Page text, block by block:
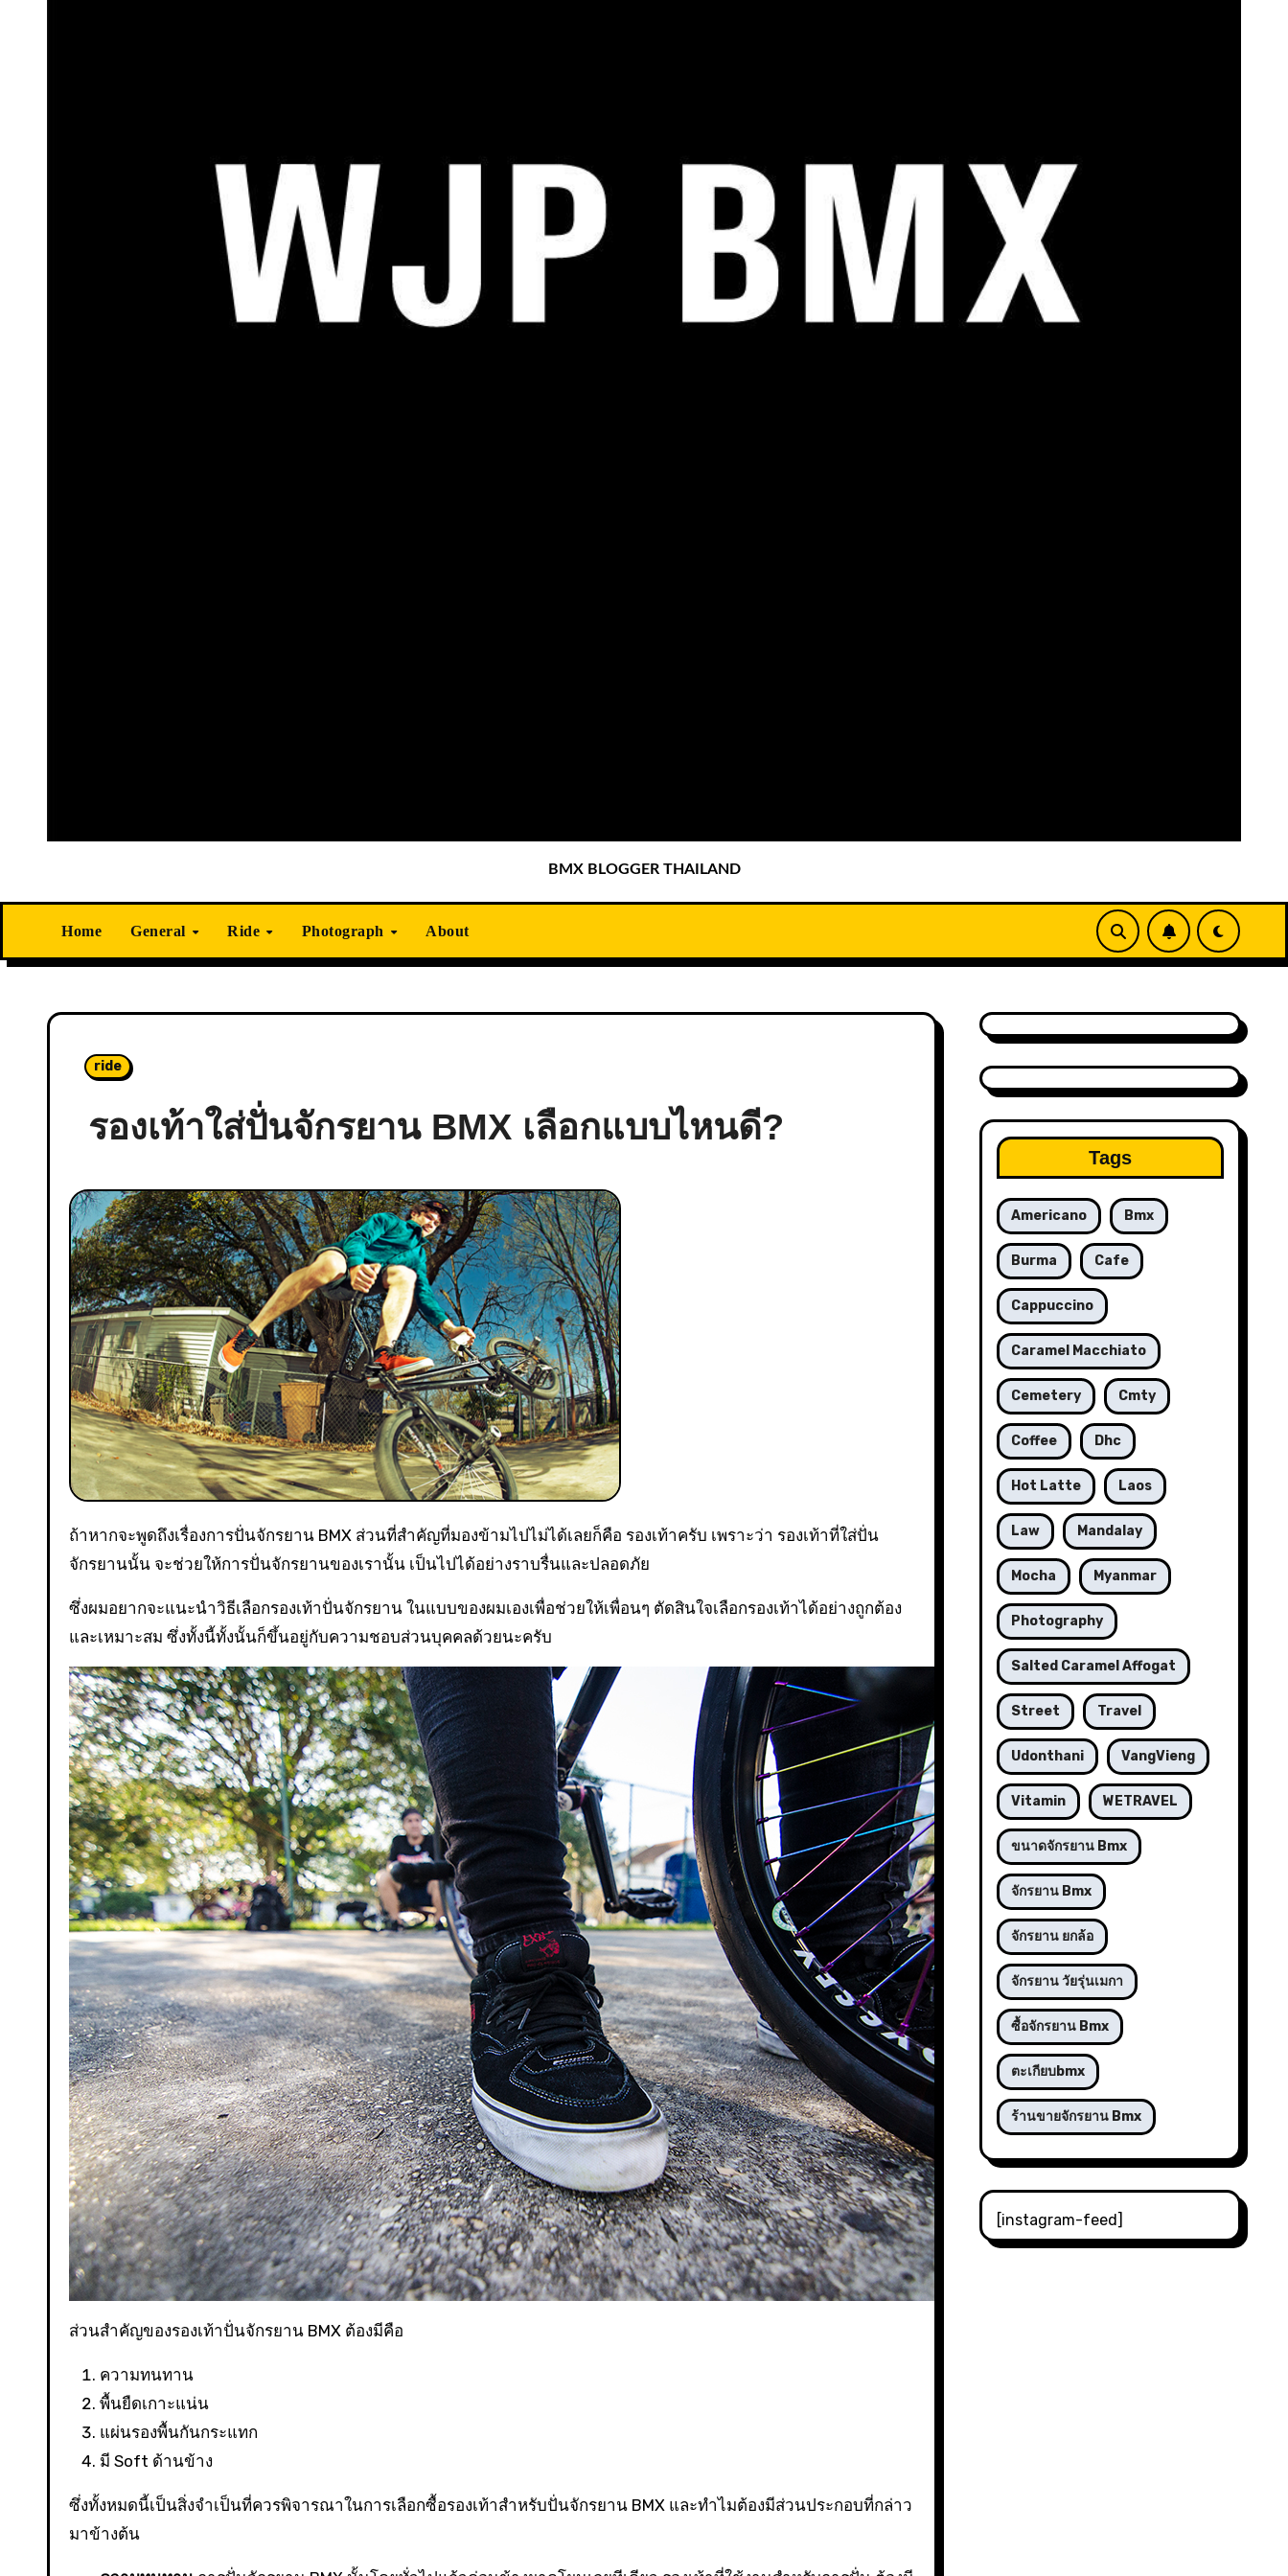
BMX BLOGGER THAILAND
Home General Ride Photograph About
ride
รองเท้าใส่ปั่นจักรยาน BMX เลือกแบบไหนดี?
ถ้าหากจะพูดถึงเรื่องการปั่นจักรยาน BMX ส่วนที่สำคัญที่มองข้ามไปไม่ได้เลยก็คือ รองเท้าครับ เพราะว่า รองเท้าที่ใส่ปั่น
จักรยานนั้น จะช่วยให้การปั่นจักรยานของเรานั้น เป็นไปได้อย่างราบรื่นและปลอดภัย
ซึ่งผมอยากจะแนะนำวิธีเลือกรองเท้าปั่นจักรยาน ในแบบของผมเองเพื่อช่วยให้เพื่อนๆ ตัดสินใจเลือกรองเท้าได้อย่างถูกต้อง
และเหมาะสม ซึ่งทั้งนี้ทั้งนั้นก็ขึ้นอยู่กับความชอบส่วนบุคคลด้วยนะครับ
ส่วนสำคัญของรองเท้าปั่นจักรยาน BMX ต้องมีคือ
ความทนทาน
พื้นยืดเกาะแน่น
แผ่นรองพื้นกันกระแทก
มี Soft ด้านข้าง
ซึ่งทั้งหมดนี้เป็นสิ่งจำเป็นที่ควรพิจารณาในการเลือกซื้อรองเท้าสำหรับปั่นจักรยาน BMX และทำไมต้องมีส่วนประกอบที่กล่าว
มาข้างต้น
Tags
Americano Bmx
Burma Cafe
Cappuccino
Caramel Macchiato
Cemetery Cmty
Coffee Dhc
Hot Latte Laos
Law Mandalay
Mocha Myanmar
Photography
Salted Caramel Affogat
Street Travel
Udonthani VangVieng
Vitamin WETRAVEL
ขนาดจักรยาน Bmx
จักรยาน Bmx
จักรยาน ยกล้อ
จักรยาน วัยรุ่นเมกา
ซื้อจักรยาน Bmx
ตะเกียบbmx
ร้านขายจักรยาน Bmx
[instagram-feed]